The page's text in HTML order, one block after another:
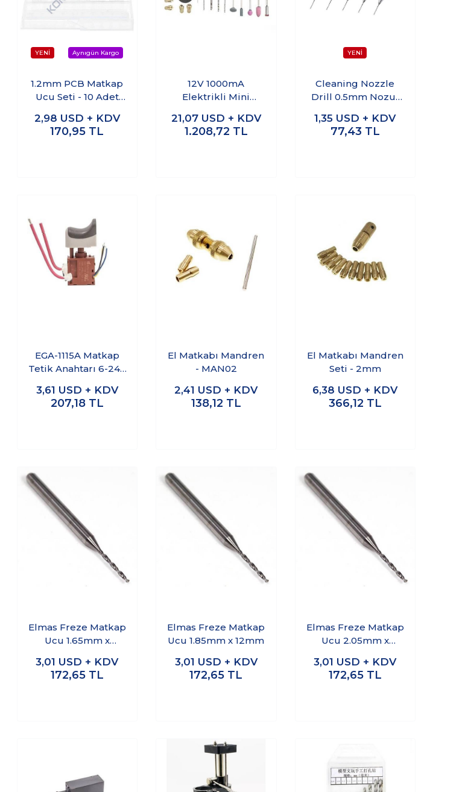
1.2mm PCB Matkap
Ucu Seti - 10 Adet
2,98 USD + KDV
170,95 TL
12V 1000mA
Elektrikli Mini
21,07 USD + KDV
1.208,72 TL
Cleaning Nozzle
Drill 0.5mm Nozul
Ucu
1,35 USD + KDV
77,43 TL
EGA-1115A Matkap
Tetik Anahtarı 6-24V
3,61 USD + KDV
207,18 TL
El Matkabı Mandren
- MAN02
2,41 USD + KDV
138,12 TL
El Matkabı Mandren
Seti - 2mm
6,38 USD + KDV
366,12 TL
Elmas Freze Matkap
Ucu 1.65mm x
3,01 USD + KDV
172,65 TL
Elmas Freze Matkap
Ucu 1.85mm x 12mm
3,01 USD + KDV
172,65 TL
Elmas Freze Matkap
Ucu 2.05mm x
3,01 USD + KDV
172,65 TL